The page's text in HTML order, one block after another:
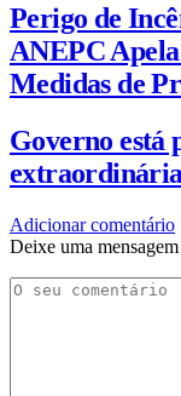
Perigo de
ANEPC
Medidas de
Governo está
Adicionar comentário
Deixe uma mensagem